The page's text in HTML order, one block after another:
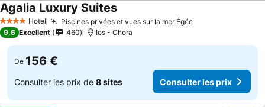
4 Étoiles Hotel Piscines privées et vues sur la mer Égée
Agalia Luxury Suites
9,6 Excellent 460 Ios - Chora
De 156 €
Consulter les prix de 8 sites Consulter les prix